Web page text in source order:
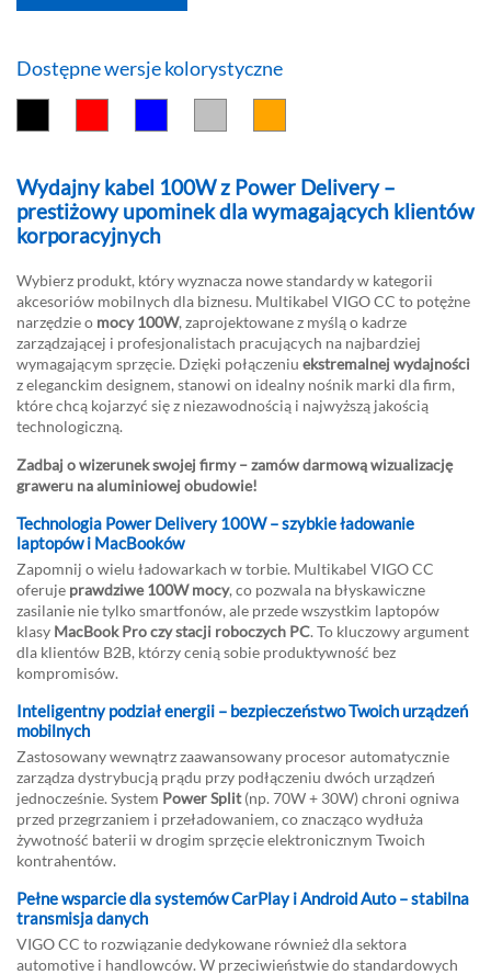
Dostępne wersje kolorystyczne
Wydajny kabel 100W z Power Delivery –
prestiżowy upominek dla wymagających klientów
korporacyjnych
Wybierz produkt, który wyznacza nowe standardy w kategorii
akcesoriów mobilnych dla biznesu. Multikabel VIGO CC to potężne
narzędzie o mocy 100W, zaprojektowane z myślą o kadrze
zarządzającej i profesjonalistach pracujących na najbardziej
wymagającym sprzęcie. Dzięki połączeniu ekstremalnej wydajności
z eleganckim designem, stanowi on idealny nośnik marki dla firm,
które chcą kojarzyć się z niezawodnością i najwyższą jakością
technologiczną.
Zadbaj o wizerunek swojej firmy – zamów darmową wizualizację
graweru na aluminiowej obudowie!
Technologia Power Delivery 100W – szybkie ładowanie
laptopów i MacBooków
Zapomnij o wielu ładowarkach w torbie. Multikabel VIGO CC
oferuje prawdziwe 100W mocy, co pozwala na błyskawiczne
zasilanie nie tylko smartfonów, ale przede wszystkim laptopów
klasy MacBook Pro czy stacji roboczych PC. To kluczowy argument
dla klientów B2B, którzy cenią sobie produktywność bez
kompromisów.
Inteligentny podział energii – bezpieczeństwo Twoich urządzeń
mobilnych
Zastosowany wewnątrz zaawansowany procesor automatycznie
zarządza dystrybucją prądu przy podłączeniu dwóch urządzeń
jednocześnie. System Power Split(np. 70W + 30W) chroni ogniwa
przed przegrzaniem i przeładowaniem, co znacząco wydłuża
żywotność baterii w drogim sprzęcie elektronicznym Twoich
kontrahentów.
Pełne wsparcie dla systemów CarPlay i Android Auto – stabilna
transmisja danych
VIGO CC to rozwiązanie dedykowane również dla sektora
automotive i handlowców. W przeciwieństwie do standardowych